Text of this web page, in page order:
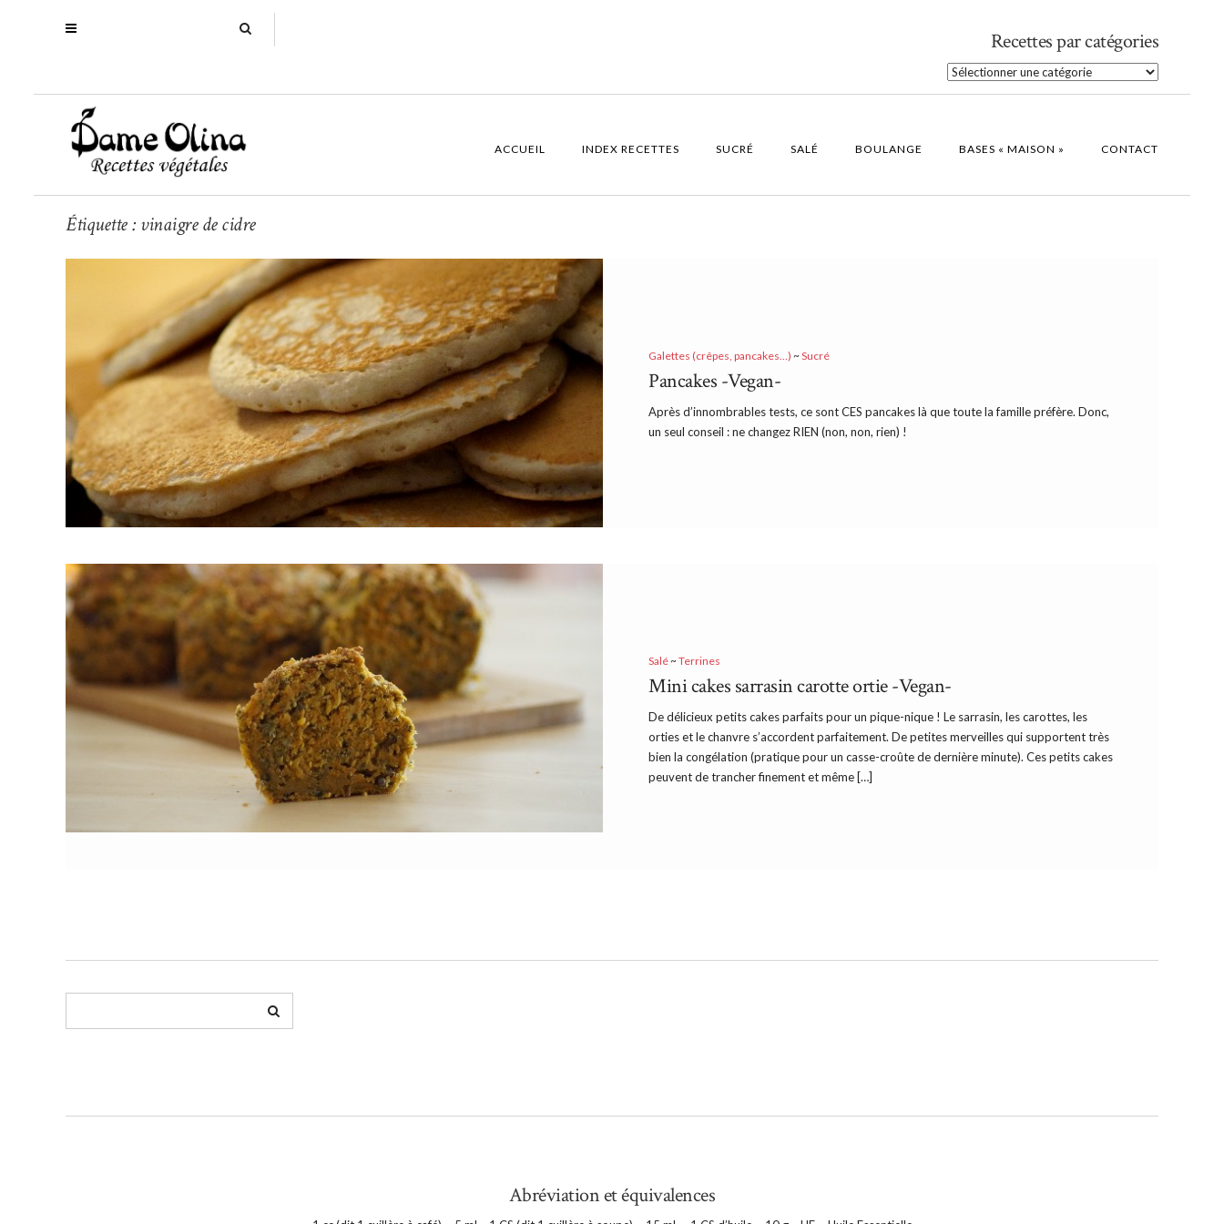
Recettes par catégories
Recettes
par
ACCUEIL INDEX RECETTES SUCRÉ SALÉ BOULANGE BASES « MAISON » CONTACT
Étiquette : vinaigre de cidre
Galettes (crêpes, pancakes...) ~Sucré
Pancakes -Vegan-
Après d’innombrables tests, ce sont CES pancakes là que toute la famille préfère. Donc,
un seul conseil : ne changez RIEN (non, non, rien) !
Salé~Terrines
Mini cakes sarrasin carotte ortie -Vegan-
De délicieux petits cakes parfaits pour un pique-nique ! Le sarrasin, les carottes, les
orties et le chanvre s’accordent parfaitement. De petites merveilles qui supportent très
bien la congélation (pratique pour un casse-croûte de dernière minute). Ces petits cakes
peuvent de trancher finement et même […]
Abréviation et équivalences